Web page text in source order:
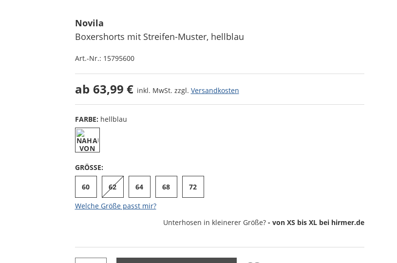
Novila
Boxershorts mit Streifen-Muster, hellblau
Art.-Nr.: 15795600
ab 63,99 € inkl. MwSt. zzgl. Versandkosten
FARBE: hellblau
GRÖSSE:
60 62 64 68 72
Welche Größe passt mir?
Unterhosen in kleinerer Größe? - von XS bis XL bei hirmer.de